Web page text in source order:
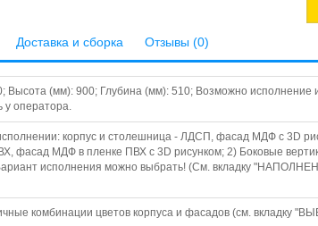
Доставка и сборка Отзывы (0)
Высота (мм): 900; Глубина (мм): 510; Возможно
у оператора.
корпус и столешница - ЛДСП, фасад МДФ с 3D
фасад МДФ в пленке ПВХ с 3D рисунком; 2) Боковые
исполнения можно выбрать! (См. вкладку
комбинации цветов корпуса и фасадов (см. вкладку